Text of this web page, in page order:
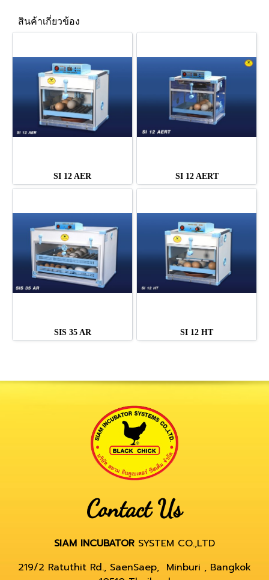
สินค้าเกี่ยวข้อง
SI 12 AER SI 12 AERT
SIS 35 AR SI 12 HT
Contact Us
SIAM INCUBATOR SYSTEM CO.,LTD
219/2 Ratuthit Rd., SaenSaep, Minburi , Bangkok